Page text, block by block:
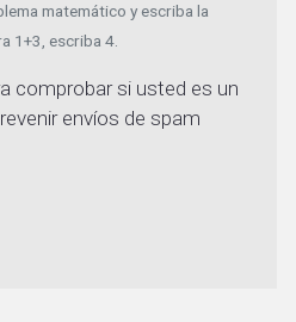
matemático y escriba la
1+3, escriba 4.
comprobar si usted es un
envíos de spam